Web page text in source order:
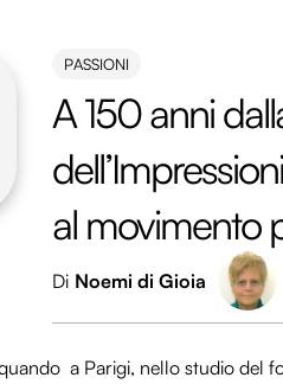
PASSIONI
A 150 anni
al movimento
Di Noemi di Gioia
a Parigi, nello studio del